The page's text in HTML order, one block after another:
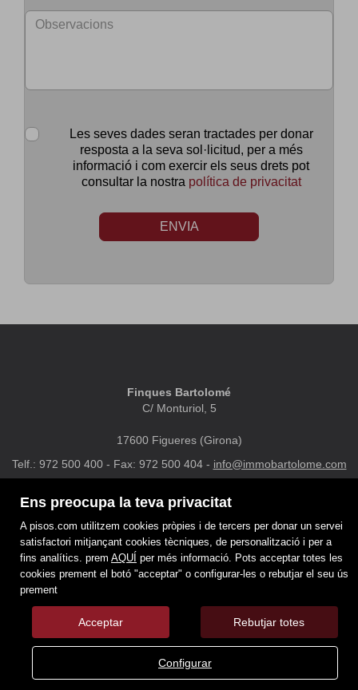
Ens preocupa la teva privacitat
A pisos.com utilitzem cookies pròpies i de tercers per donar un servei
satisfactori mitjançant cookies tècniques, de personalització i per a
fins analítics. prem AQUÍ per més informació. Pots acceptar totes les
cookies prement el botó "acceptar" o configurar-les o rebutjar el seu ús
prement
Acceptar Rebutjar totes
Configurar
Les seves dades seran tractades per donar
resposta a la seva sol·licitud, per a més
informació i com exercir els seus drets pot
consultar la nostra política de privacitat
ENVIA
Finques Bartolomé
C/ Monturiol, 5
17600 Figueres (Girona)
Telf.: 972 500 400 - Fax: 972 500 404 - info@immobartolome.com
DESTACATS MAPA WEB AVÍS LEGAL
POLÍTICA DE COOKIES